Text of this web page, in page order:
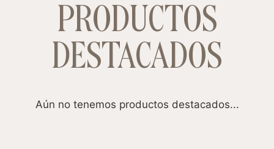
PRODUCTOS
DESTACADOS
Aún no tenemos productos destacados...